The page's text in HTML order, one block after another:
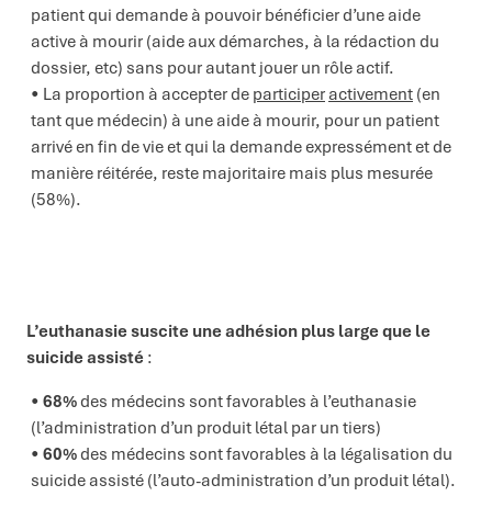
patient qui demande à pouvoir bénéficier d’une aide
active à mourir (aide aux démarches, à la rédaction du
dossier, etc) sans pour autant jouer un rôle actif.
La proportion à accepter de participer activement (en
tant que médecin) à une aide à mourir, pour un patient
arrivé en fin de vie et qui la demande expressément et de
manière réitérée, reste majoritaire mais plus mesurée
(58%).
L’euthanasie suscite une adhésion plus largeque le
suicide assisté :
68%des médecins sont favorables à l’euthanasie
(l’administration d’un produit létal par un tiers)
60%des médecins sont favorables à la légalisation du
suicide assisté (l’auto-administration d’un produit létal).